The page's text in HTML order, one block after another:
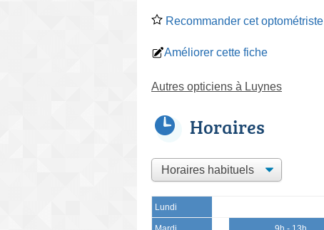
Recommander cet optométriste
Améliorer cette fiche
Autres opticiens à Luynes
Horaires
Lundi